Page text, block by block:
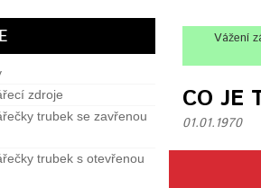
zdroje
trubek se zavřenou
trubek s otevřenou
Vážení
CO JE
01.01.1970